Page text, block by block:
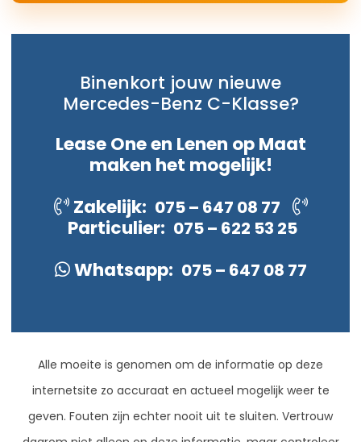
Binenkort jouw nieuwe
Mercedes-Benz C-Klasse?
Lease One en Lenen op Maat
maken het mogelijk!
Zakelijk: 075 – 647 08 77
Particulier: 075 – 622 53 25
Whatsapp: 075 – 647 08 77
Alle moeite is genomen om de informatie op deze
internetsite zo accuraat en actueel mogelijk weer te
geven. Fouten zijn echter nooit uit te sluiten. Vertrouw